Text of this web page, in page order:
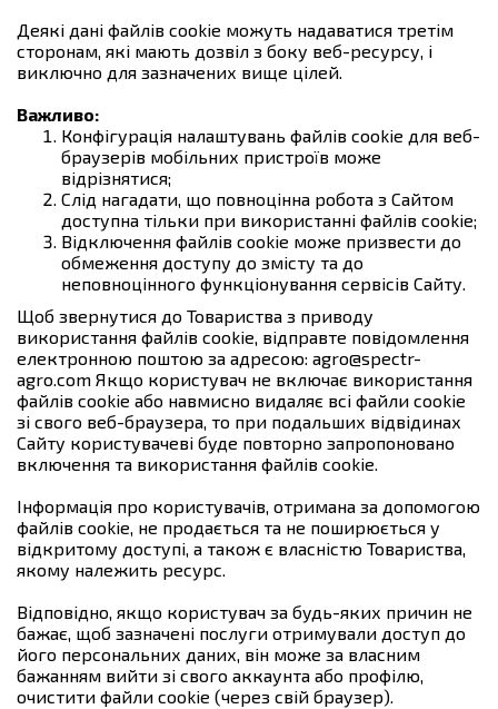
Деякі дані файлів cookie можуть надаватися третім
сторонам, які мають дозвіл з боку веб-ресурсу, і
виключно для зазначених вище цілей.
Важливо:
Конфігурація налаштувань файлів cookie для веб-
браузерів мобільних пристроїв може
відрізнятися;
Слід нагадати, що повноцінна робота з Сайтом
доступна тільки при використанні файлів cookie;
Відключення файлів cookie може призвести до
обмеження доступу до змісту та до
неповноцінного функціонування сервісів Сайту.
Щоб звернутися до Товариства з приводу
використання файлів cookie, відправте повідомлення
електронною поштою за адресою: agro@spectr-
agro.com Якщо користувач не включає використання
файлів cookie або навмисно видаляє всі файли cookie
зі свого веб-браузера, то при подальших відвідинах
Сайту користувачеві буде повторно запропоновано
включення та використання файлів cookie.
Інформація про користувачів, отримана за допомогою
файлів cookie, не продається та не поширюється у
відкритому доступі, а також є власністю Товариства,
якому належить ресурс.
Відповідно, якщо користувач за будь-яких причин не
бажає, щоб зазначені послуги отримували доступ до
його персональних даних, він може за власним
бажанням вийти зі свого аккаунта або профілю,
очистити файли cookie (через свій браузер).